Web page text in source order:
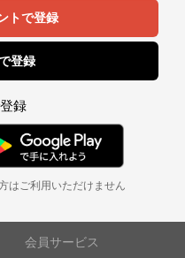
トで登録
登録
録
はご利用いただけません
会員サービス